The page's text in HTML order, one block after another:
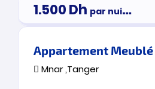
1.500Dh par nuitée
Mnar ,Tanger